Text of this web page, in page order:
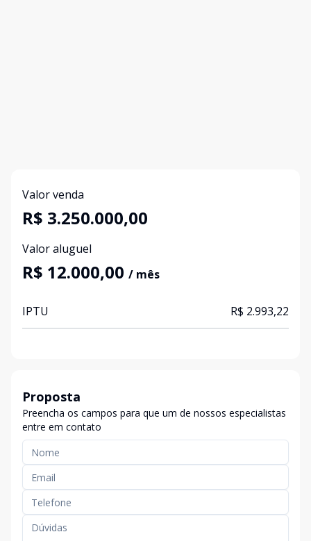
Valor venda
R$ 3.250.000,00
Valor aluguel
R$ 12.000,00 / mês
IPTU R$ 2.993,22
Proposta
Preencha os campos para que um de nossos especialistas
entre em contato